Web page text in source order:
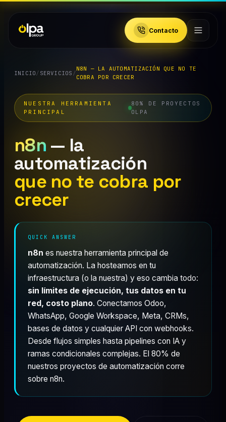
Contacto
INICIO / SERVICIOS /
N8N — LA AUTOMATIZACIÓN QUE NO TE
COBRA POR CRECER
NUESTRA HERRAMIENTA
PRINCIPAL
80% DE PROYECTOS
OLPA
n8n — la
automatización
que no te cobra por
crecer
QUICK ANSWER
n8n es nuestra herramienta principal de
automatización. La hosteamos en tu
infraestructura (o la nuestra) y eso cambia todo:
sin límites de ejecución, tus datos en tu
red, costo plano. Conectamos Odoo,
WhatsApp, Google Workspace, Meta, CRMs,
bases de datos y cualquier API con webhooks.
Desde flujos simples hasta pipelines con IA y
ramas condicionales complejas. El 80% de
nuestros proyectos de automatización corre
sobre n8n.